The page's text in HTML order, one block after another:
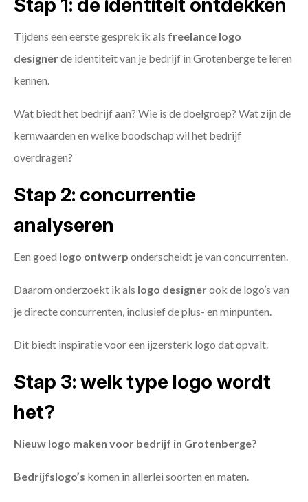
Stap 1: de identiteit ontdekken
Tijdens een eerste gesprek ik als freelance logo
designerde identiteit van je bedrijf in Grotenberge te leren
kennen.
Wat biedt het bedrijf aan? Wie is de doelgroep? Wat zijn de
kernwaarden en welke boodschap wil het bedrijf
overdragen?
Stap 2: concurrentie
analyseren
Een goed logo ontwerp onderscheidt je van concurrenten.
Daarom onderzoekt ik als logo designerook de logo’s van
je directe concurrenten, inclusief de plus- en minpunten.
Dit biedt inspiratie voor een ijzersterk logo dat opvalt.
Stap 3: welk type logo wordt
het?
Nieuw logo maken voor bedrijf in Grotenberge?
Bedrijfslogo’s komen in allerlei soorten en maten.